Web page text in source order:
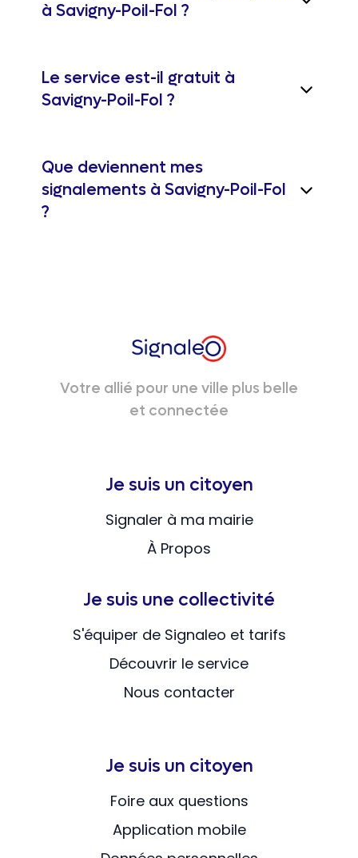
à Savigny-Poil-Fol ?
Le service est-il gratuit à
Savigny-Poil-Fol ?
Que deviennent mes
signalements à Savigny-Poil-Fol
?
Votre allié pour une ville plus belle
et connectée
Je suis un citoyen
Signaler à ma mairie
À Propos
Je suis une collectivité
S'équiper de Signaleo et tarifs
Découvrir le service
Nous contacter
Je suis un citoyen
Foire aux questions
Application mobile